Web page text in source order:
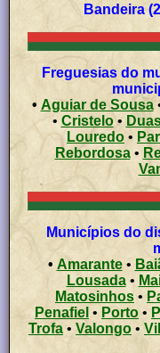
Bandeira
Freguesias do
• Aguiar de Sousa
• Cristelo•
Louredo •
Rebordosa•
Municípios do distrito do Porto - Porto district
• Amarante•
Lousada•
Matosinhos •
Penafiel • Porto •
Trofa • Valongo •